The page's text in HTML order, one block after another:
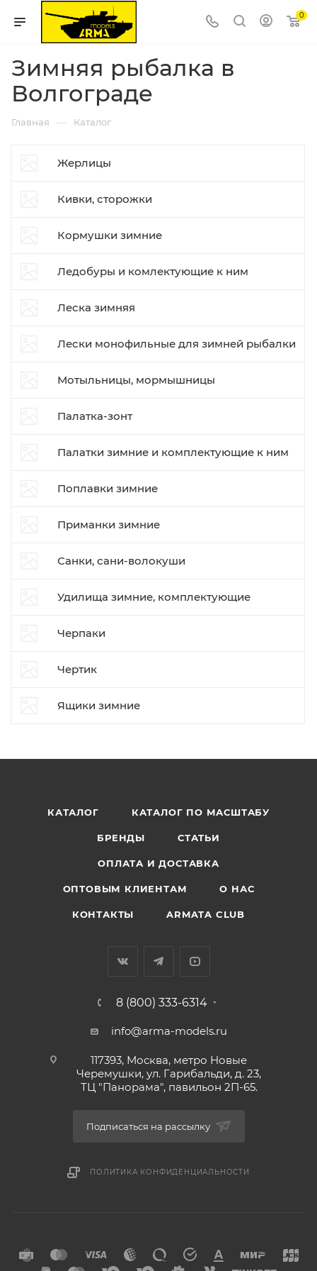
0
Зимняя рыбалка в
Волгограде
Главная — Каталог
Жерлицы
Кивки, сторожки
Кормушки зимние
Ледобуры и комлектующие к ним
Леска зимняя
Лески монофильные для зимней рыбалки
Мотыльницы, мормышницы
Палатка-зонт
Палатки зимние и комплектующие к ним
Поплавки зимние
Приманки зимние
Санки, сани-волокуши
Удилища зимние, комплектующие
Черпаки
Чертик
Ящики зимние
КАТАЛОГ КАТАЛОГ ПО МАСШТАБУ
БРЕНДЫ СТАТЬИ
ОПЛАТА И ДОСТАВКА
ОПТОВЫМ КЛИЕНТАМ О НАС
КОНТАКТЫ ARMATA CLUB
8 (800) 333-6314
info@arma-models.ru
117393, Москва, метро Новые
Черемушки, ул. Гарибальди, д. 23,
ТЦ "Панорама", павильон 2П-65.
Подписаться на рассылку
ПОЛИТИКА КОНФИДЕНЦИАЛЬНОСТИ